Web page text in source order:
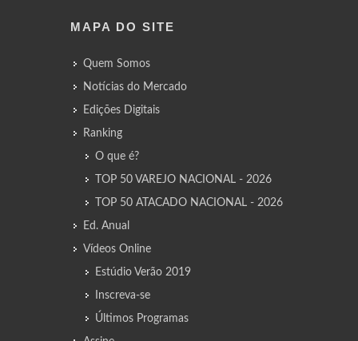
MAPA DO SITE
Quem Somos
Notícias do Mercado
Edições Digitais
Ranking
O que é?
TOP 50 VAREJO NACIONAL - 2026
TOP 50 ATACADO NACIONAL - 2026
Ed. Anual
Vídeos Online
Estúdio Verão 2019
Inscreva-se
Últimos Programas